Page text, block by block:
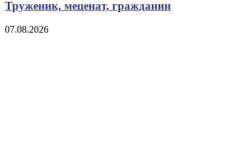
Труженик, меценат, гражданин
07.08.2026